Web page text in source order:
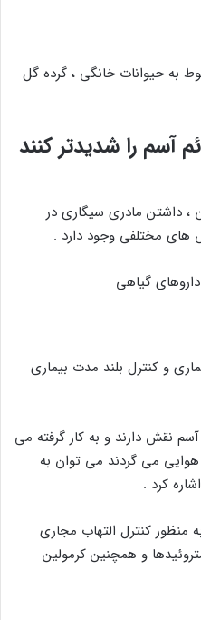
به حیوانات خانگی ، گرده گل
آسم را شدیدتر کنند
، داشتن مادری سیگاری در
های مختلفی وجود دارد .
و کنترل بلند مدت بیماری
نقش دارند و به کار گرفته می
می گردند می توان به
کرد .
منظور کنترل التهاب مجاری
و همچنین کرمولین